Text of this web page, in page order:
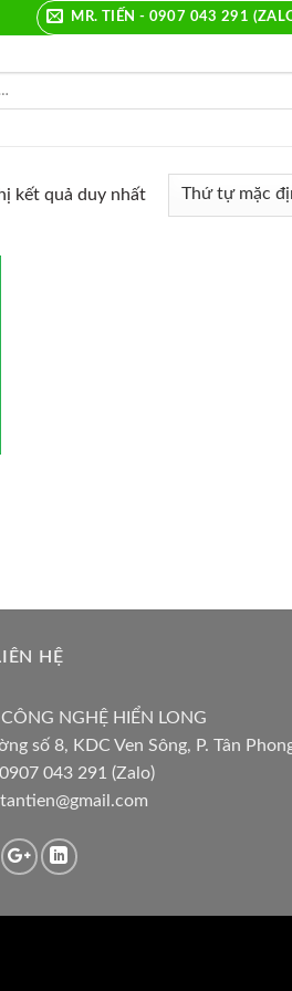
MR. TIẾN - 0907 043 291
kết quả duy nhất
HỆ
NGHỆ HIỂN LONG
số 8, KDC Ven Sông, P. Tân
043 291 (Zalo)